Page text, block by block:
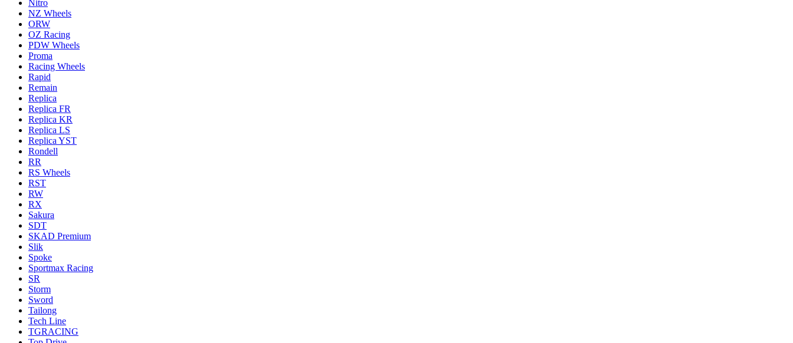
Nitro
NZ Wheels
ORW
OZ Racing
PDW Wheels
Proma
Racing Wheels
Rapid
Remain
Replica
Replica FR
Replica KR
Replica LS
Replica YST
Rondell
RR
RS Wheels
RST
RW
RX
Sakura
SDT
SKAD Premium
Slik
Spoke
Sportmax Racing
SR
Storm
Sword
Tailong
Tech Line
TGRACING